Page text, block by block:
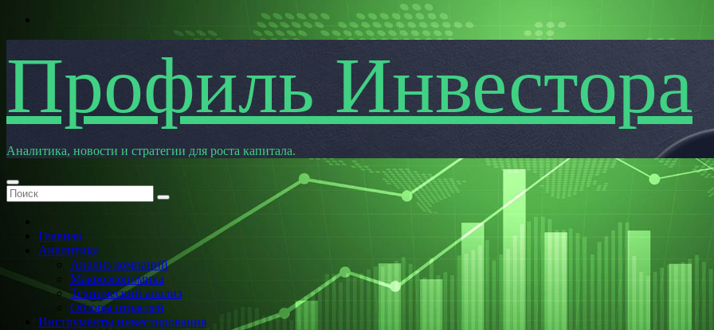
Перейти
Профиль Инвестора
Аналитика, новости и стратегии для роста капитала.
Главная
Аналитика
Анализ компаний
Макроэкономика
Технический анализ
Обзоры отраслей
Инструменты инвестирования